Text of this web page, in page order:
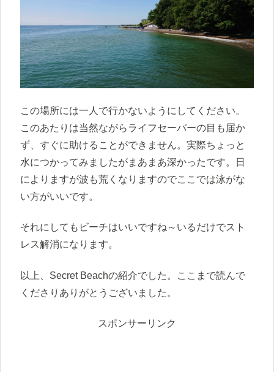
この場所には一人で行かないようにしてください。
このあたりは当然ながらライフセーバーの目も届か
ず、すぐに助けることができません。実際ちょっと
水につかってみましたがまあまあ深かったです。日
によりますが波も荒くなりますのでここでは泳がな
い方がいいです。
それにしてもビーチはいいですね～いるだけでスト
レス解消になります。
以上、Secret Beachの紹介でした。ここまで読んで
くださりありがとうございました。
スポンサーリンク